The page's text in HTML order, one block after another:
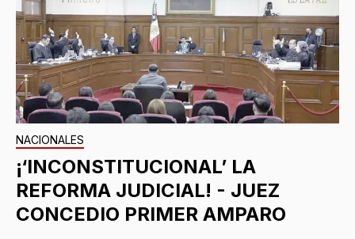
NACIONALES
¡‘INCONSTITUCIONAL’ LA
REFORMA JUDICIAL! - JUEZ
CONCEDIO PRIMER AMPARO